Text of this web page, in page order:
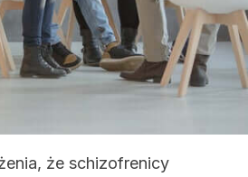
że ​​schizofrenicy